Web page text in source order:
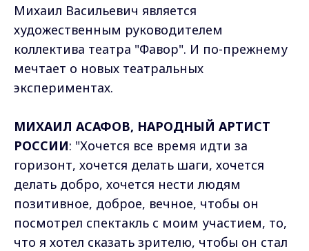
Михаил Васильевич является
художественным руководителем
коллектива театра "Фавор". И по-прежнему
мечтает о новых театральных
экспериментах.
МИХАИЛ АСАФОВ, НАРОДНЫЙ АРТИСТ
РОССИИ: "Хочется все время идти за
горизонт, хочется делать шаги, хочется
делать добро, хочется нести людям
позитивное, доброе, вечное, чтобы он
посмотрел спектакль с моим участием, то,
что я хотел сказать зрителю, чтобы он стал